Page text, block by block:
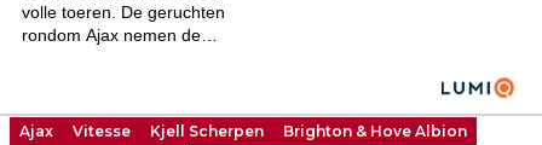
Ajax Vitesse Kjell Scherpen
Brighton & Hove Albion